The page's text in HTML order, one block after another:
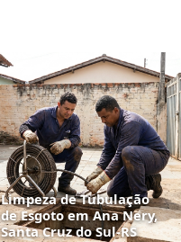
Limpeza de Tubulação
de Esgoto em Ana Nery,
Santa Cruz do Sul‑RS